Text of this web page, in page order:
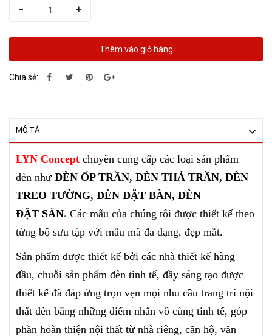
- +
Thêm vào giỏ hàng
Chia sẻ:
MÔ TẢ
LYN Concept chuyên cung cấp các loại sản phẩm
đèn như ĐÈN ỐP TRẦN, ĐÈN THẢ TRẦN, ĐÈN
TREO TƯỜNG, ĐÈN ĐẶT BÀN, ĐÈN
ĐẶT SÀN. Các mẫu của chúng tôi được thiết kế theo
từng bộ sưu tập với mẫu mã đa dạng, đẹp mắt.
Sản phẩm được thiết kế bởi các nhà thiết kế hàng
đầu, chuỗi sản phẩm đèn tinh tế, đầy sáng tạo được
thiết kế đã đáp ứng trọn vẹn mọi nhu cầu trang trí nội
thất đèn bằng những điểm nhấn vô cùng tinh tế, góp
phần hoàn thiện nội thất từ nhà riêng, căn hộ, văn